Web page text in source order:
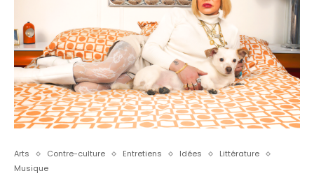
Arts Contre-culture Entretiens Idées
Littérature
Musique